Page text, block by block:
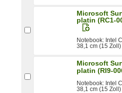
Microsoft
platin (RC1-
Notebook: Intel
38,1 cm (15
Microsoft
platin (RI9-
Notebook: Intel
38,1 cm (15